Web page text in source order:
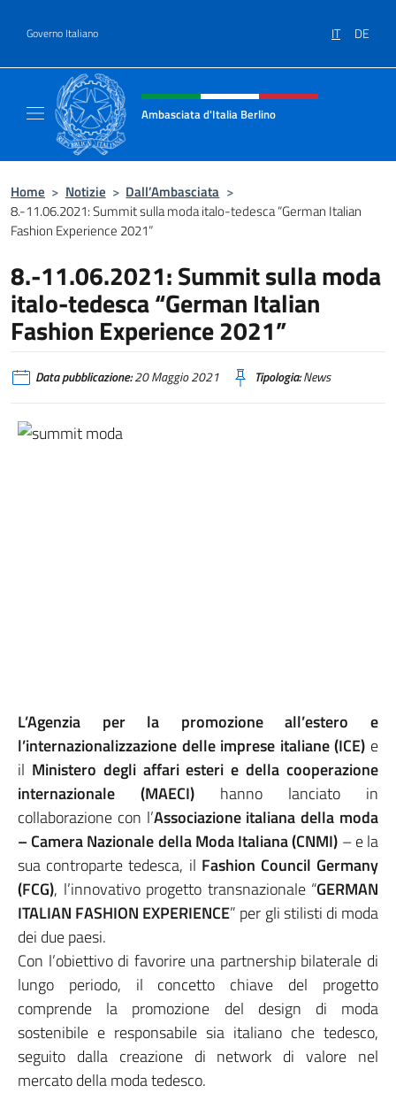
Governo Italiano IT DE
Intestazione sito, social e menù
Ambasciata d'Italia Berlino
Home > Notizie > Dall’Ambasciata >
8.-11.06.2021: Summit sulla moda italo-tedesca “German Italian
Fashion Experience 2021”
8.-11.06.2021: Summit sulla moda
italo-tedesca “German Italian
Fashion Experience 2021”
Data pubblicazione:20 Maggio 2021 Tipologia:News
L’Agenzia per la promozione all’estero e
l’internazionalizzazione delle imprese italiane (ICE) e
il Ministero degli affari esteri e della cooperazione
internazionale (MAECI) hanno lanciato in
collaborazione con l’Associazione italiana della moda
– Camera Nazionale della Moda Italiana (CNMI) – e la
sua controparte tedesca, il Fashion Council Germany
(FCG), l’innovativo progetto transnazionale “GERMAN
ITALIAN FASHION EXPERIENCE” per gli stilisti di moda
dei due paesi.
Con l’obiettivo di favorire una partnership bilaterale di
lungo periodo, il concetto chiave del progetto
comprende la promozione del design di moda
sostenibile e responsabile sia italiano che tedesco,
seguito dalla creazione di network di valore nel
mercato della moda tedesco.